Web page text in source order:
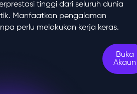
tinggi dari seluruh dunia
Manfaatkan pengalaman
perlu melakukan kerja keras.
Buka
Akaun